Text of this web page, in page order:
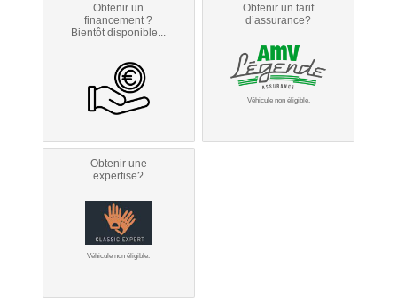
Obtenir un
financement ?
Bientôt disponible...
Obtenir un tarif
d’assurance?
Véhicule non éligible.
Obtenir une
expertise?
Véhicule non éligible.